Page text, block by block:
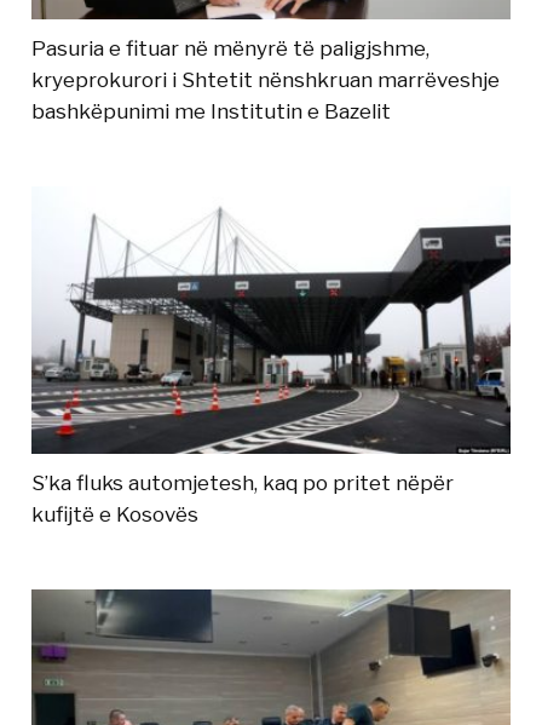
Pasuria e fituar në mënyrë të paligjshme,
kryeprokurori i Shtetit nënshkruan marrëveshje
bashkëpunimi me Institutin e Bazelit
S’ka fluks automjetesh, kaq po pritet nëpër
kufijtë e Kosovës